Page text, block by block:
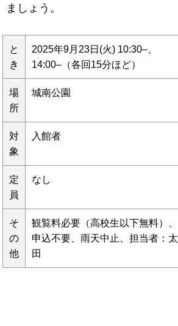
ましょう。
と
き
2025年9月23日(火) 10:30–、
14:00–（各回15分ほど）
場
所
城南公園
対
象
入館者
定
員
なし
そ
の
他
観覧料必要（高校生以下無料）、
申込不要、雨天中止、担当者：太
田